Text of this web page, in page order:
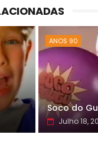
ANOS 90
Soco do
Julho 18,